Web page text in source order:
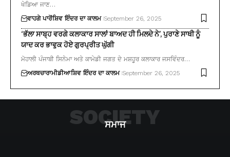
ਖੇਡਿਆ ਜਾਣ…
ਵਾਹਗੇ ਪਾਰੋਂਸ਼ਿਵ ਇੰਦਰ ਦਾ ਕਾਲਮ September 26, 2025
‘ਭੱਲਾ ਸਾਬ੍ਹ ਵਰਗੇ ਕਲਾਕਾਰ ਸਾਲਾਂ ਬਾਅਦ ਹੀ ਮਿਲਦੇ ਨੇ’, ਪੁਰਾਣੇ ਸਾਥੀ ਨੂੰ
ਯਾਦ ਕਰ ਭਾਵੁਕ ਹੋਏ ਗੁਰਪ੍ਰੀਤ ਘੁੱਗੀ
ਮੋਹਾਲੀ ਪੰਜਾਬੀ ਸਿਨੇਮਾ ਅਤੇ ਕਾਮੇਡੀ ਜਗਤ ਦੇ ਮਸ਼ਹੂਰ ਕਲਾਕਾਰ ਜਸਵਿੰਦਰ…
ਅਰਥਚਾਰਾਮੀਡੀਆਸ਼ਿਵ ਇੰਦਰ ਦਾ ਕਾਲਮ September 26, 2025
ਸਮਾਜ
SOCIETY